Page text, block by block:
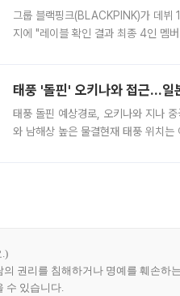
그룹 블랙핑크(BLACKPINK)가 데뷔
지에 "레이블 확인 결과 최종 4인 멤
태풍 '돌핀' 오키나와 접근…일
태풍 돌핀 예상경로, 오키나와 지나
와 남해상 높은 물결현재 태풍 위치는